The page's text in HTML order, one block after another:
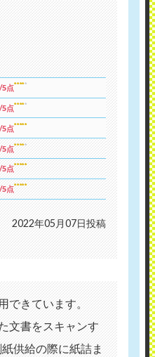
5点
5点
5点
5点
5点
5点
2022年05月07日投稿
できています。
文書をスキャンす
供給の際に紙詰ま